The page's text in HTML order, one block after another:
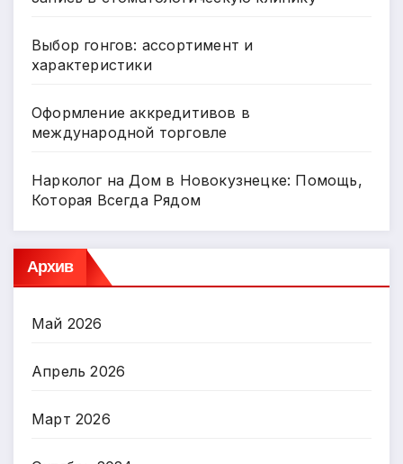
Выбор гонгов: ассортимент и
характеристики
Оформление аккредитивов в
международной торговле
Нарколог на Дом в Новокузнецке: Помощь,
Которая Всегда Рядом
Архив
Май 2026
Апрель 2026
Март 2026